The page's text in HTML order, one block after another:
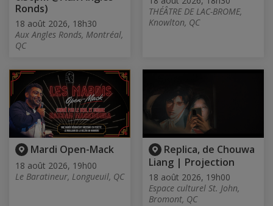
Ronds)
18 août 2026, 18h30
Aux Angles Ronds, Montréal,
QC
THÉÂTRE DE LAC-BROME,
Knowlton, QC
Mardi Open-Mack
18 août 2026, 19h00
Le Baratineur, Longueuil, QC
Replica, de Chouwa
Liang | Projection
18 août 2026, 19h00
Espace culturel St. John,
Bromont, QC